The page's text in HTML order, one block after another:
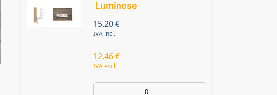
Luminose
15.20€
IVA incl.
12.46€
IVA escl.